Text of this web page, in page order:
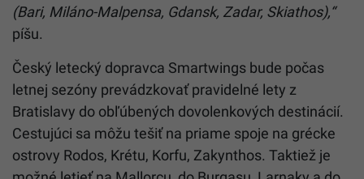
(Bari, Miláno-Malpensa, Gdansk, Zadar, Skiathos),“
píšu.
Český letecký dopravca Smartwings bude počas
letnej sezóny prevádzkovať pravidelné lety z
Bratislavy do obľúbených dovolenkových destinácií.
Cestujúci sa môžu tešiť na priame spoje na grécke
ostrovy Rodos, Krétu, Korfu, Zakynthos. Taktiež je